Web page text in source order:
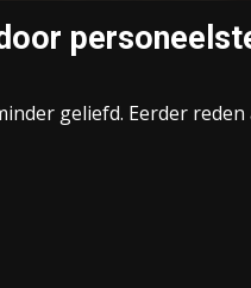
geliefd. Eerder